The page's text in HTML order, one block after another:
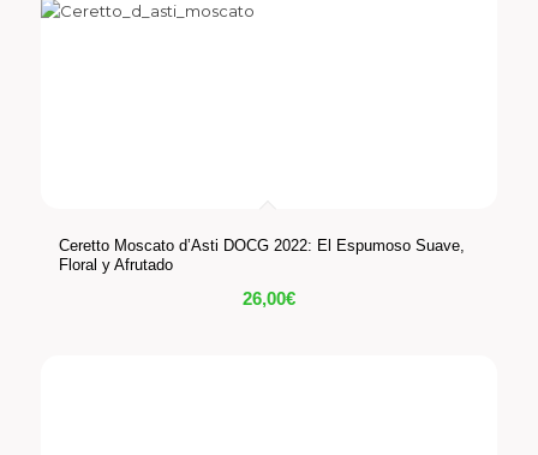
Ceretto Moscato d’Asti DOCG 2022: El Espumoso Suave,
Floral y Afrutado
26,00€